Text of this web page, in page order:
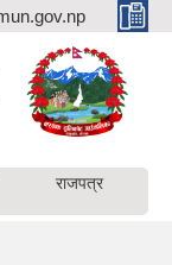
राजपत्र